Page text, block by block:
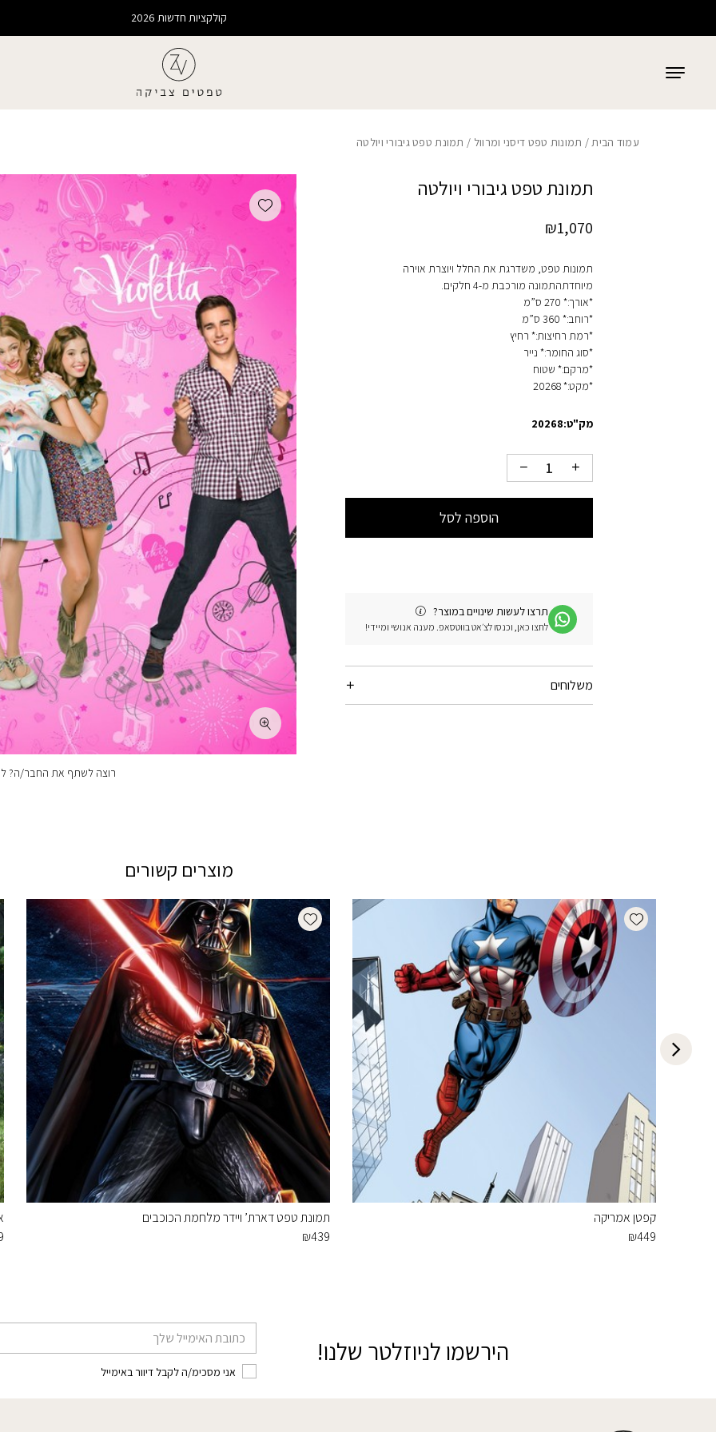
קולקציות חדשות 2026
עמוד הבית/ תמונות טפט דיסני ומרוול / תמונת טפט גיבורי ויולטה
תמונת טפט גיבורי ויולטה
₪1,070
תמונות טפט, משדרגת את החלל ויוצרת אוירה
מיוחדתהתמונה מורכבת מ-4 חלקים.
*אורך:* 270 ס”מ
*רוחב:* 360 ס”מ
*רמת רחיצות:* רחיץ
*סוג החומר:* נייר
*מרקם:* שטוח
*מקט:* 20268
מק"ט:20268
הוספה לסל
תרצו לעשות שינויים במוצר?
לחצו כאן, וכנסו לצ׳אט בווטסאפ. מענה אנושי ומיידי!
משלוחים
Add wishlist
רוצה לשתף את החבר/ה?
מוצרים קשורים
Add wishlist
קפטן אמריקה
₪449
Add wishlist
תמונת טפט דארת’ ויידר מלחמת הכוכבים
₪439
הירשמו לניוזלטר שלנו!
אני מסכימ/ה לקבל דיוור באימייל